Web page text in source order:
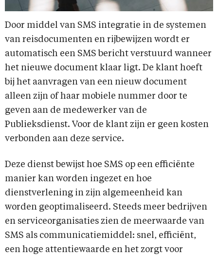
Door middel van SMS integratie in de systemen
van reisdocumenten en rijbewijzen wordt er
automatisch een SMS bericht verstuurd wanneer
het nieuwe document klaar ligt. De klant hoeft
bij het aanvragen van een nieuw document
alleen zijn of haar mobiele nummer door te
geven aan de medewerker van de
Publieksdienst. Voor de klant zijn er geen kosten
verbonden aan deze service.
Deze dienst bewijst hoe SMS op een efficiënte
manier kan worden ingezet en hoe
dienstverlening in zijn algemeenheid kan
worden geoptimaliseerd. Steeds meer bedrijven
en serviceorganisaties zien de meerwaarde van
SMS als communicatiemiddel: snel, efficiënt,
een hoge attentiewaarde en het zorgt voor